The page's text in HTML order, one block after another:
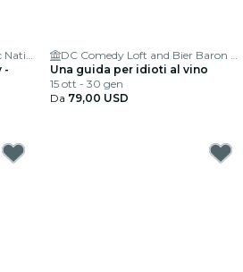
George Washington Masonic National Memorial
-
DC Comedy Loft and Bier Baron Tavern
Una guida per idioti al vino
15 ott - 30 gen
Da 79,00 USD